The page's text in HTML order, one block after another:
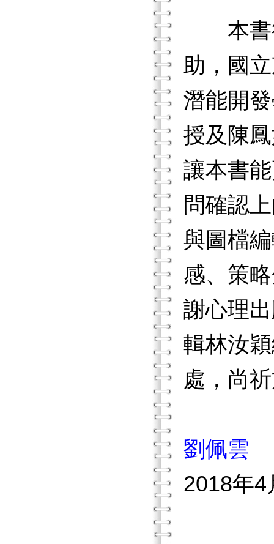
本書得
助，國
潛能開
授及陳
讓本書
問確認
與圖檔
感、策
謝心理
輯林汝
處，尚
劉佩雲
2018年4